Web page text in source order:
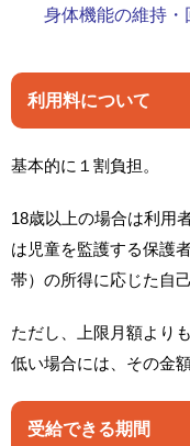
身体機能の維持
利用料について
基本的に１割負担。
18歳以上の場合は利用
は児童を監護する保護
帯）の所得に応じた自
ただし、上限月額より
低い場合には、その金
受給できる期間